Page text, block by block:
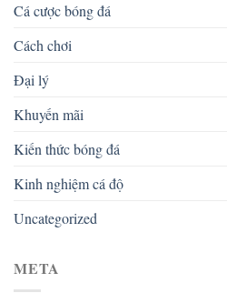
Cá cược bóng đá
Cách chơi
Đại lý
Khuyến mãi
Kiến thức bóng đá
Kinh nghiệm cá độ
Uncategorized
META